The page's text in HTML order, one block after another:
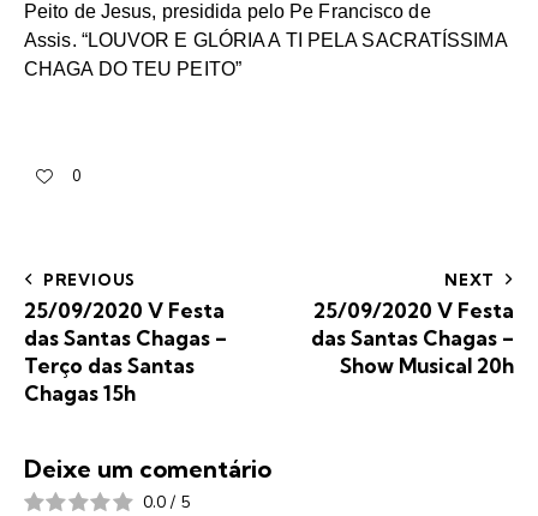
Peito de Jesus, presidida pelo Pe Francisco de
Assis. “LOUVOR E GLÓRIA A TI PELA SACRATÍSSIMA
CHAGA DO TEU PEITO”
0
PREVIOUS
25/09/2020 V Festa
das Santas Chagas –
Terço das Santas
Chagas 15h
NEXT
25/09/2020 V Festa
das Santas Chagas –
Show Musical 20h
Deixe um comentário
0.0 / 5